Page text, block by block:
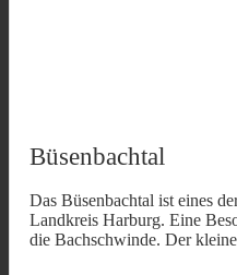
Büsenbachtal
Das Büsenbachtal ist eines
Landkreis Harburg. Eine
die Bachschwinde. Der